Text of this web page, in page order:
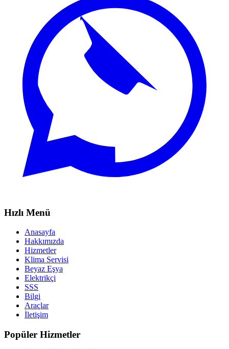
Hızlı Menü
Anasayfa
Hakkımızda
Hizmetler
Klima Servisi
Beyaz Eşya
Elektrikçi
SSS
Bilgi
Araçlar
İletişim
Popüler Hizmetler